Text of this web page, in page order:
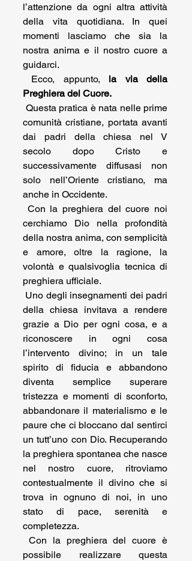
l’attenzione da ogni altra attività
della vita quotidiana. In quei
momenti lasciamo che sia la
nostra anima e il nostro cuore a
guidarci.
Ecco, appunto, la via della
Preghiera del Cuore.
comunità cristiane, portata avanti
dai padri della chiesa nel V
secolo dopo Cristo e
successivamente diffusasi non
solo nell’Oriente cristiano, ma
anche in Occidente.
cerchiamo Dio nella profondità
della nostra anima, con semplicità
e amore, oltre la ragione, la
volontà e qualsivoglia tecnica di
preghiera ufficiale.
della chiesa invitava a rendere
grazie a Dio per ogni cosa, e a
riconoscere in ogni cosa
l’intervento divino; in un tale
spirito di fiducia e abbandono
diventa semplice superare
tristezza e momenti di sconforto,
abbandonare il materialismo e le
paure che ci bloccano dal sentirci
un tutt’uno con Dio. Recuperando
la preghiera spontanea che nasce
nel nostro cuore, ritroviamo
contestualmente il divino che si
trova in ognuno di noi, in uno
stato di pace, serenità e
completezza.
possibile realizzare questa